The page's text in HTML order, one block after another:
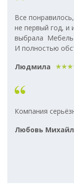
Все
не первый год, и
выбрала Мебель
И полностью
Людмила
Компания
Любовь